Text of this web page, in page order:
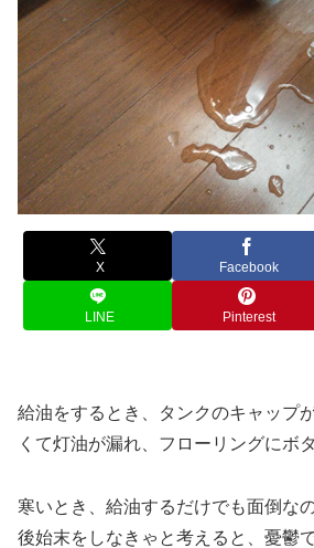
X Facebook
LINE Pinterest
給油をするとき、タンクのキャップ
くて灯油が漏れ、フローリングにボ
寒いとき、給油するだけでも面倒な
後始末をしなきゃと考えると、憂鬱